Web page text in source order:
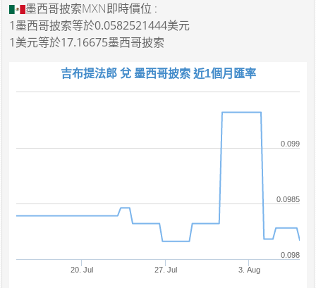
墨西哥披索MXN即時價位 :
1墨西哥披索等於0.0582521444美元
1美元等於17.16675墨西哥披索
吉布提法郎 兌 墨西哥披索 近1個月匯率
20. Jul 27. Jul 3. Aug
0.098
0.0985
0.099